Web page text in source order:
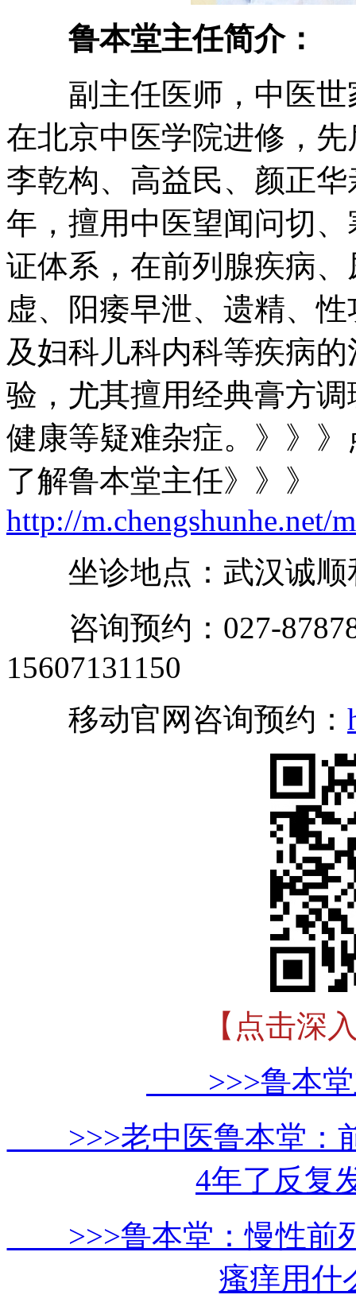
鲁本堂主任简介：
副主任医师，中医世
在北京中医学院进修，
李乾构、高益民、颜正
年，擅用中医望闻问切
证体系，在前列腺疾病
虚、阳痿早泄、遗精、
及妇科儿科内科等疾病
验，尤其擅用经典膏方
健康等疑难杂症。》》
了解鲁本堂主任》》》
http://m.chengshunhe.net/
坐诊地点：武汉诚顺
咨询预约：027-
15607131150
移动官网咨询预约：
【点击深入
>>>鲁本堂
>>>老中医鲁本堂：
4年了反复
>>>鲁本堂：慢性前
瘙痒用什